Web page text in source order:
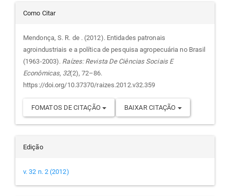
Detalhes
do
artigo
Como Citar
Mendonça, S. R. de . (2012). Entidades patronais
agroindustriais e a política de pesquisa agropecuária no Brasil
(1963-2003). Raízes: Revista De Ciências Sociais E
Econômicas, 32(2), 72–86.
https://doi.org/10.37370/raizes.2012.v32.359
FOMATOS DE CITAÇÃO BAIXAR CITAÇÃO
Edição
v. 32 n. 2 (2012)